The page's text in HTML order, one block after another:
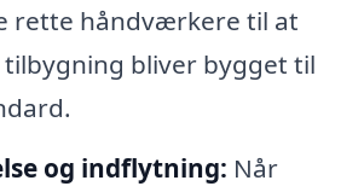
rette håndværkere til at
tilbygning bliver bygget til
og indflytning: Når